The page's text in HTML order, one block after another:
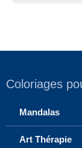
Coloriages
Mandalas
Art Thérapie